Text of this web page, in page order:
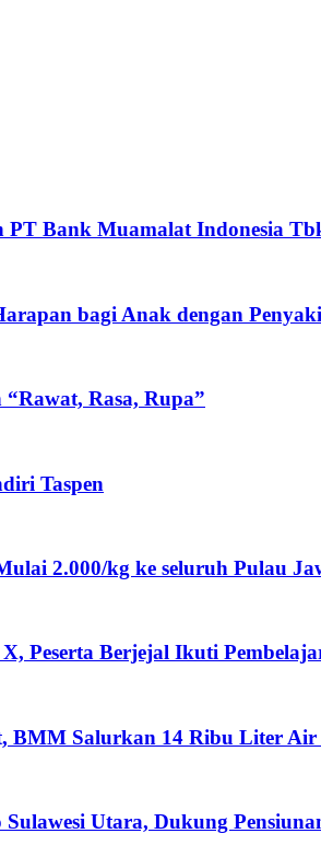
PT Bank Muamalat Indonesia
bagi Anak dengan
Rasa, Rupa”
Taspen
2.000/kg ke seluruh Pulau
Peserta Berjejal Ikuti
BMM Salurkan 14 Ribu Liter
Utara, Dukung